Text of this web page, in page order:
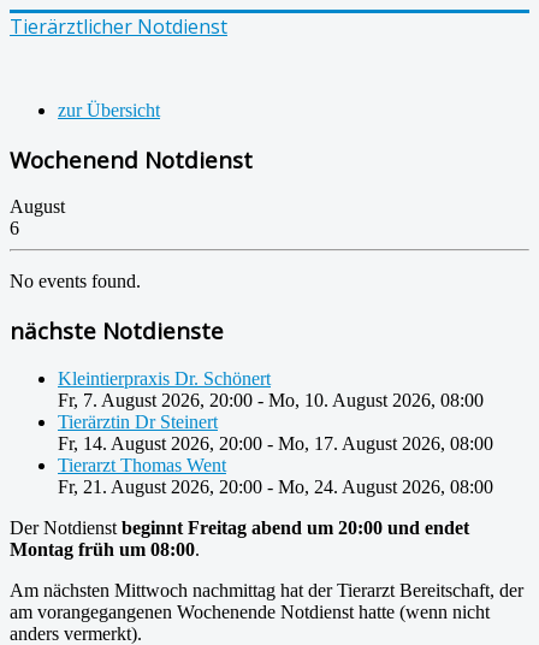
Tierärztlicher Notdienst
zur Übersicht
Wochenend Notdienst
August
6
No events found.
nächste Notdienste
Kleintierpraxis Dr. Schönert
Fr, 7. August 2026, 20:00 - Mo, 10. August 2026, 08:00
Tierärztin Dr Steinert
Fr, 14. August 2026, 20:00 - Mo, 17. August 2026, 08:00
Tierarzt Thomas Went
Fr, 21. August 2026, 20:00 - Mo, 24. August 2026, 08:00
Der Notdienst beginnt Freitag abend um 20:00 und endet
Montag früh um 08:00.
Am nächsten Mittwoch nachmittag hat der Tierarzt Bereitschaft, der
am vorangegangenen Wochenende Notdienst hatte (wenn nicht
anders vermerkt).